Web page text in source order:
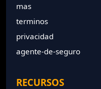
mas
terminos
privacidad
agente-de-seguro
RECURSOS